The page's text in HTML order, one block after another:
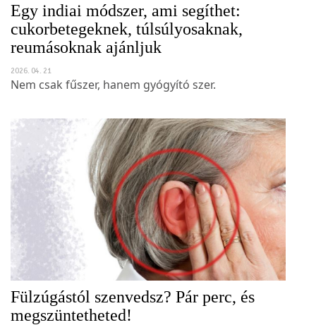
Egy indiai módszer, ami segíthet:
cukorbetegeknek, túlsúlyosaknak,
reumásoknak ajánljuk
2026. 04. 21
Nem csak fűszer, hanem gyógyító szer.
Fülzúgástól szenvedsz? Pár perc, és
megszüntetheted!